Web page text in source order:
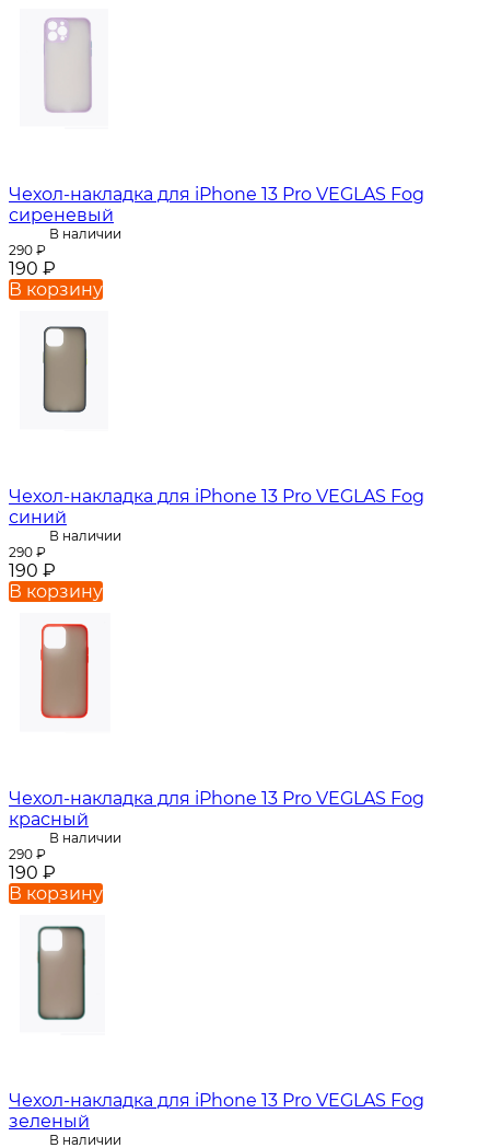
Чехол-накладка для iPhone 13 Pro VEGLAS Fog
сиреневый
В наличии
290 ₽
190 ₽
В корзину
Чехол-накладка для iPhone 13 Pro VEGLAS Fog
синий
В наличии
290 ₽
190 ₽
В корзину
Чехол-накладка для iPhone 13 Pro VEGLAS Fog
красный
В наличии
290 ₽
190 ₽
В корзину
Чехол-накладка для iPhone 13 Pro VEGLAS Fog
зеленый
В наличии